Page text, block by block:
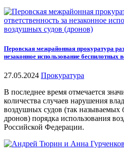
Перовская межрайонная прокуратура
незаконное использование беспилотных
27.05.2024 Прокуратура
В последнее время отмечается
количества случаев нарушения
воздушных судов (так называемых
дронов) порядка использования
Российской Федерации.